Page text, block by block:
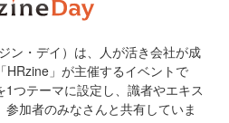
ン・デイ）は、人が活き会社が成
HRzine」が主催するイベントで
つテーマに設定し、識者やエキス
加者のみなさんと共有していま